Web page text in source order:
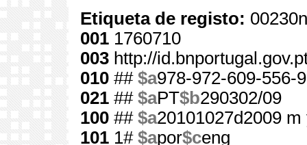
Etiqueta de registo:
001 1760710
003 http://
010 ## $a978-972-609-556-9
021 ## $aPT$b290302/09
100 ## $a20101027d2009
101 1# $apor$ceng